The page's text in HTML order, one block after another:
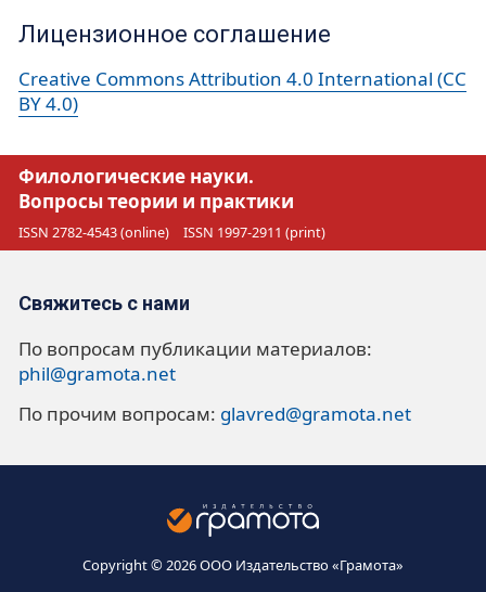
Лицензионное соглашение
Creative Commons Attribution 4.0 International (CC
BY 4.0)
Филологические науки.
Вопросы теории и практики
ISSN 2782-4543 (online) ISSN 1997-2911 (print)
Свяжитесь с нами
По вопросам публикации материалов:
phil@gramota.net
По прочим вопросам: glavred@gramota.net
Copyright © 2026 ООО Издательство «Грамота»